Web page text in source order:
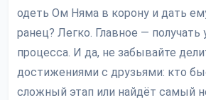
одеть Ом Няма в корону и дать
ранец? Легко. Главное — получать
процесса. И да, не забывайте
достижениями с друзьями: кто
сложный этап или найдёт самый